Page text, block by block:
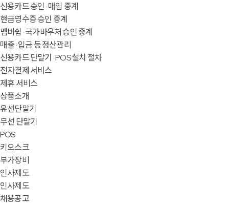
신용카드 승인 · 매입 중계
현금영수증 승인 중계
멤버쉽 · 국가바우처 승인 중계
매출 · 입금 등 정산관리
신용카드 단말기 · POS 설치 절차
전자결제 서비스
제휴 서비스
상품소개
유선단말기
무선 단말기
POS
키오스크
부가장비
인사제도
인사제도
채용공고